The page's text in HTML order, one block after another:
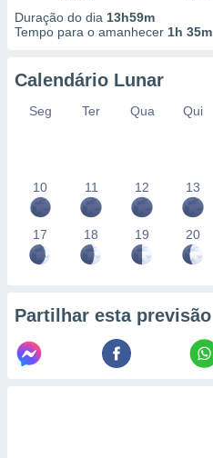
Duração do dia 13h59m
Tempo para o amanhecer 1h 35m
Calendário Lunar
Seg Ter Qua Qui
10 11 12 13
17 18 19 20
Partilhar esta previsão